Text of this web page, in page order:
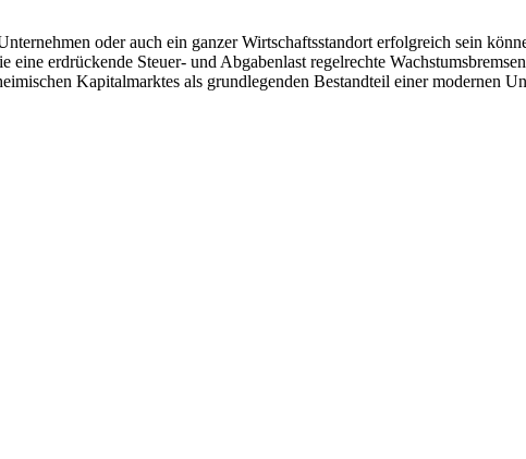
oder auch ein ganzer Wirtschaftsstandort erfolgreich sein
erdrückende Steuer- und Abgabenlast regelrechte
Kapitalmarktes als grundlegenden Bestandteil einer modernen